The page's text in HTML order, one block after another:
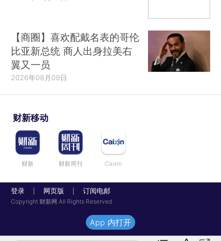
【商圈】喜欢配戴名表的哥伦
比亚新总统 商人出身拉美右
翼又一员
2026年08月09日
财新移动
财新 财新周刊 Caixin
登录 网页版 订阅电邮
Copyright 财新网 All Rights Reserved
App 内打开